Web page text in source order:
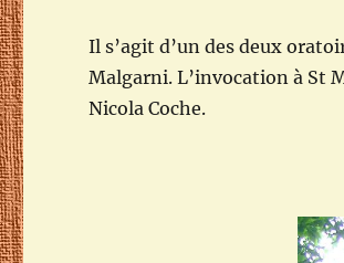
Il s’agit d’un des deux
Malgarni. L’invocation à St
Nicola Coche.